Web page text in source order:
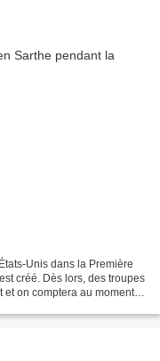
Unis dans la Première
créé. Dès lors, des troupes
on comptera au moment